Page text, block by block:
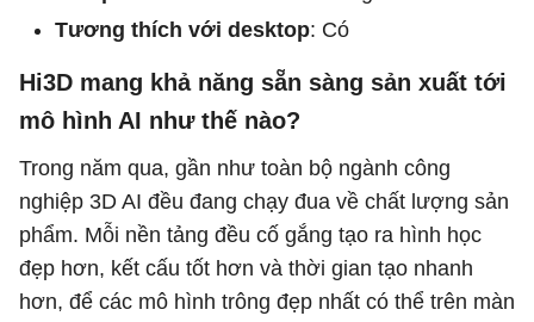
Tương thích với desktop: Có
Hi3D mang khả năng sẵn sàng sản xuất tới
mô hình AI như thế nào?
Trong năm qua, gần như toàn bộ ngành công
nghiệp 3D AI đều đang chạy đua về chất lượng sản
phẩm. Mỗi nền tảng đều cố gắng tạo ra hình học
đẹp hơn, kết cấu tốt hơn và thời gian tạo nhanh
hơn, để các mô hình trông đẹp nhất có thể trên màn